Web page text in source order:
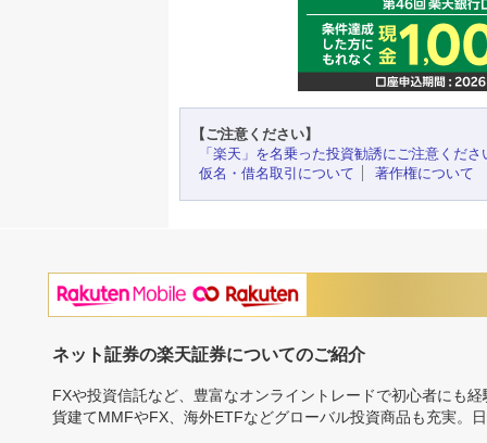
【ご注意ください】
「楽天」を名乗った投資勧誘にご注意くださ
仮名・借名取引について
著作権について
ネット証券の楽天証券についてのご紹介
FXや投資信託など、豊富なオンライントレードで初心者にも
貨建てMMFやFX、海外ETFなどグローバル投資商品も充実。